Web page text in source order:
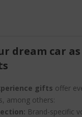
dream car
gifts offer
among others:
Brand-specific